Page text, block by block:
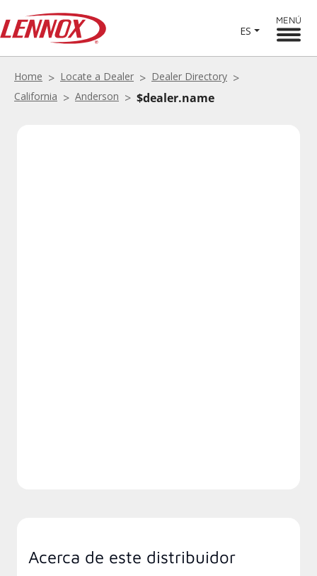
ES
MENÚ
Home Locate a Dealer
Dealer Directory
California
Anderson $dealer.name
Acerca de este distribuidor